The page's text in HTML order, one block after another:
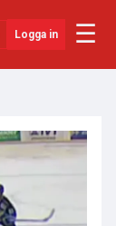
Logga in ☰